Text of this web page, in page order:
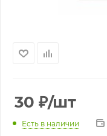
30 ₽/шт
Есть в наличии